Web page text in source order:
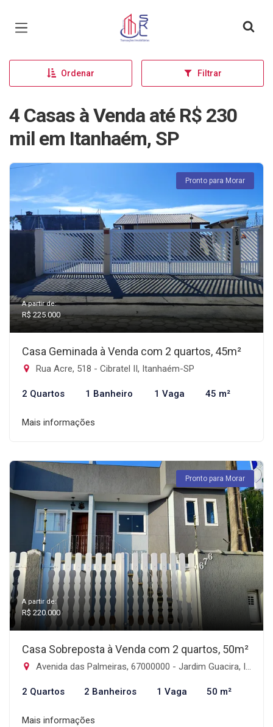
Página inicial
Ordenar Filtrar
4 Casas à Venda até R$ 230
mil em Itanhaém, SP
Pronto para Morar
A partir de:
R$ 225.000
Casa Geminada à Venda com 2 quartos, 45m²
Rua Acre, 518 - Cibratel II, Itanhaém-SP
2 Quartos 1 Banheiro 1 Vaga 45 m²
Mais informações
Pronto para Morar
A partir de:
R$ 220.000
Casa Sobreposta à Venda com 2 quartos, 50m²
Avenida das Palmeiras, 67000000 - Jardim Guacira, Itanhaém-SP
2 Quartos 2 Banheiros 1 Vaga 50 m²
Mais informações